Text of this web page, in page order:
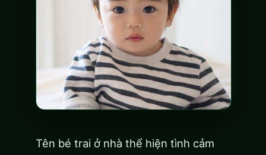
Tên bé trai ở nhà thể hiện tình cảm